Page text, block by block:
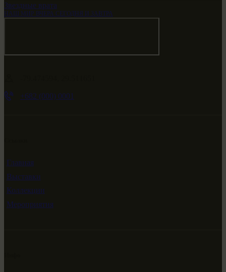
Звездные врата
НАШ МИР ВЧЕРА СЕГОДНЯ И ЗАВТРА
+682 (000) 0001
Главная
Выставки
Коллекции
Мероприятия